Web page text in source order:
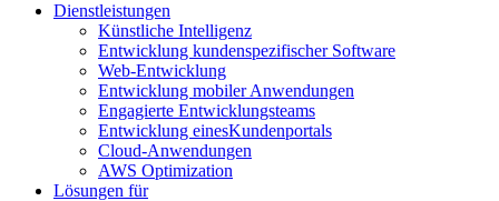
Dienstleistungen
Künstliche Intelligenz
Entwicklung kundenspezifischer Software
Web-Entwicklung
Entwicklung mobiler Anwendungen
Engagierte Entwicklungsteams
Entwicklung einesKundenportals
Cloud-Anwendungen
AWS Optimization
Lösungen für